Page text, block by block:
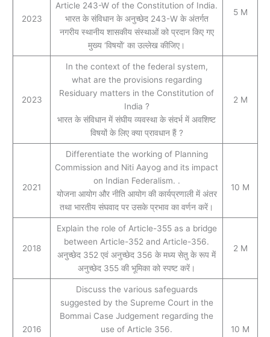
2023
Article 243-W of the Constitution of India.
भारत के संविधान के अनुच्छेद 243-W के अंतर्गत
नगरीय स्थानीय शासकीय संस्थाओं को प्रदान किए गए
मुख्य ‘विषयों’ का उल्लेख कीजिए।
5 M
2023
In the context of the federal system,
what are the provisions regarding
Residuary matters in the Constitution of
India ?
भारत के संविधान में संघीय व्यवस्था के संदर्भ में अवशिष्ट
विषयों के लिए क्‍या प्रावधान हैं ?
2 M
2021
Differentiate the working of Planning
Commission and Niti Aayog and its impact
on Indian Federalism. .
योजना आयोग और नीति आयोग की कार्यप्रणाली में अंतर
तथा भारतीय संघवाद पर उसके प्रभाव का वर्णन करें।
10 M
2018
Explain the role of Article-355 as a bridge
between Article-352 and Article-356.
अनुच्छेद 352 एवं अनुच्छेद 356 के मध्य सेतु के रूप में
अनुच्छेद 355 की भूमिका को स्पष्ट करें।
2 M
2016
Discuss the various safeguards
suggested by the Supreme Court in the
Bommai Case Judgement regarding the
use of Article 356.
10 M